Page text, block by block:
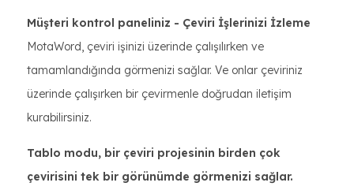
Müşteri kontrol paneliniz - Çeviri İşlerinizi İzleme
MotaWord, çeviri işinizi üzerinde çalışılırken ve
tamamlandığında görmenizi sağlar. Ve onlar çeviriniz
üzerinde çalışırken bir çevirmenle doğrudan iletişim
kurabilirsiniz.
Tablo modu, bir çeviri projesinin birden çok
çevirisini tek bir görünümde görmenizi sağlar.